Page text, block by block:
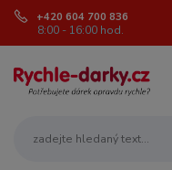
+420 604 700 836
8:00 - 16:00 hod.